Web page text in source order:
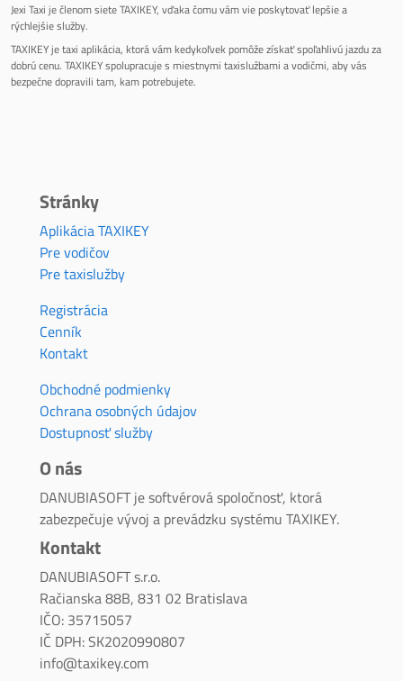
Jexi Taxi je členom siete TAXIKEY, vďaka čomu vám vie poskytovať lepšie a
rýchlejšie služby.
TAXIKEY je taxi aplikácia, ktorá vám kedykoľvek pomôže získať spoľahlivú jazdu za
dobrú cenu. TAXIKEY spolupracuje s miestnymi taxislužbami a vodičmi, aby vás
bezpečne dopravili tam, kam potrebujete.
Stránky
Aplikácia TAXIKEY
Pre vodičov
Pre taxislužby
Registrácia
Cenník
Kontakt
Obchodné podmienky
Ochrana osobných údajov
Dostupnosť služby
O nás
DANUBIASOFT je softvérová spoločnosť, ktorá
zabezpečuje vývoj a prevádzku systému TAXIKEY.
Kontakt
DANUBIASOFT s.r.o.
Račianska 88B, 831 02 Bratislava
IČO: 35715057
IČ DPH: SK2020990807
info@taxikey.com